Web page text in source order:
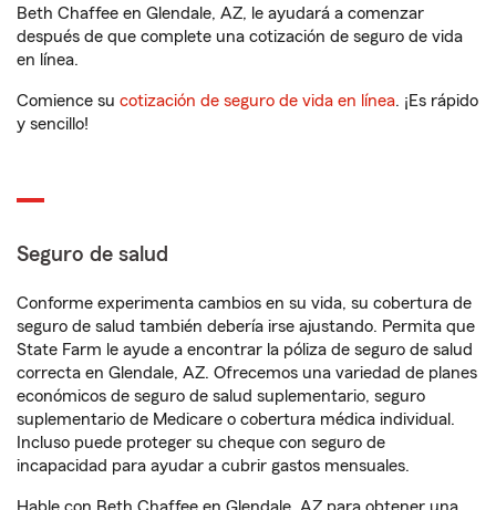
Beth Chaffee en Glendale, AZ, le ayudará a comenzar
después de que complete una cotización de seguro de vida
en línea.
Comience su cotización de seguro de vida en línea. ¡Es rápido
y sencillo!
Seguro de salud
Conforme experimenta cambios en su vida, su cobertura de
seguro de salud también debería irse ajustando. Permita que
State Farm le ayude a encontrar la póliza de seguro de salud
correcta en Glendale, AZ. Ofrecemos una variedad de planes
económicos de seguro de salud suplementario, seguro
suplementario de Medicare o cobertura médica individual.
Incluso puede proteger su cheque con seguro de
incapacidad para ayudar a cubrir gastos mensuales.